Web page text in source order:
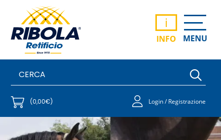
i
INFO MENU
(0,00€) Login / Registrazione